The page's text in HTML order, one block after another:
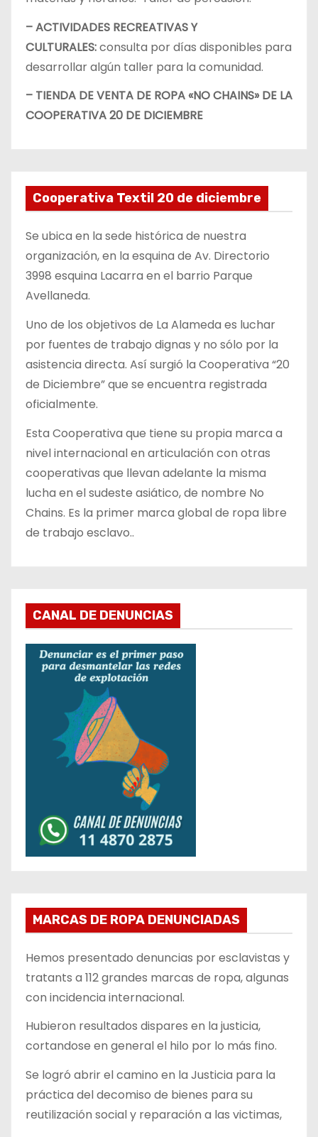
– ACTIVIDADES RECREATIVAS Y
CULTURALES:consulta por días disponibles para
desarrollar algún taller para la comunidad.
– TIENDA DE VENTA DE ROPA «NO CHAINS» DE LA
COOPERATIVA 20 DE DICIEMBRE
Cooperativa Textil 20 de diciembre
Se ubica en la sede histórica de nuestra
organización, en la esquina de Av. Directorio
3998 esquina Lacarra en el barrio Parque
Avellaneda.
Uno de los objetivos de La Alameda es luchar
por fuentes de trabajo dignas y no sólo por la
asistencia directa. Así surgió la Cooperativa “20
de Diciembre” que se encuentra registrada
oficialmente.
Esta Cooperativa que tiene su propia marca a
nivel internacional en articulación con otras
cooperativas que llevan adelante la misma
lucha en el sudeste asiático, de nombre No
Chains. Es la primer marca global de ropa libre
de trabajo esclavo..
CANAL DE DENUNCIAS
MARCAS DE ROPA DENUNCIADAS
Hemos presentado denuncias por esclavistas y
tratants a 112 grandes marcas de ropa, algunas
con incidencia internacional.
Hubieron resultados dispares en la justicia,
cortandose en general el hilo por lo más fino.
Se logró abrir el camino en la Justicia para la
práctica del decomiso de bienes para su
reutilización social y reparación a las victimas,